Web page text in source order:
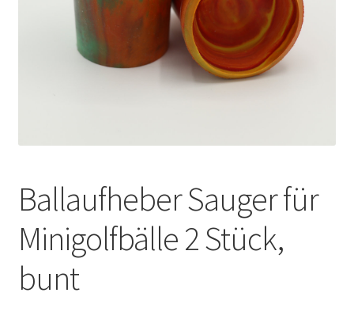
Ballaufheber Sauger für
Minigolfbälle 2 Stück,
bunt